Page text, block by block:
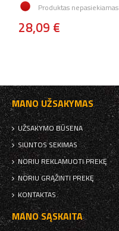
Produktas nepasiekiamas
28,09 €
MANO UŽSAKYMAS
UŽSAKYMO BŪSENA
SIUNTOS SEKIMAS
NORIU REKLAMUOTI PREKĘ
NORIU GRĄŽINTI PREKĘ
KONTAKTAS
MANO SĄSKAITA